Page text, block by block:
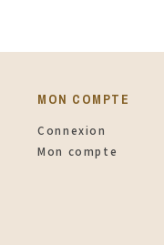
MON COMPTE
Connexion
Mon compte